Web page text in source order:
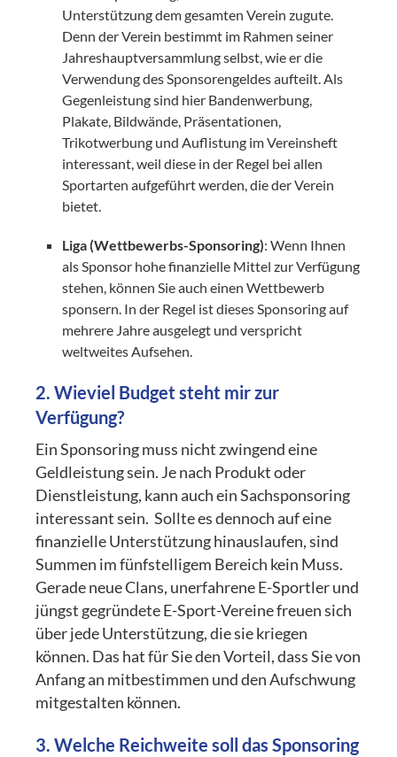
Unterstützung dem gesamten Verein zugute.
Denn der Verein bestimmt im Rahmen seiner
Jahreshauptversammlung selbst, wie er die
Verwendung des Sponsorengeldes aufteilt. Als
Gegenleistung sind hier Bandenwerbung,
Plakate, Bildwände, Präsentationen,
Trikotwerbung und Auflistung im Vereinsheft
interessant, weil diese in der Regel bei allen
Sportarten aufgeführt werden, die der Verein
bietet.
Liga (Wettbewerbs-Sponsoring): Wenn Ihnen
als Sponsor hohe finanzielle Mittel zur Verfügung
stehen, können Sie auch einen Wettbewerb
sponsern. In der Regel ist dieses Sponsoring auf
mehrere Jahre ausgelegt und verspricht
weltweites Aufsehen.
2. Wieviel Budget steht mir zur
Verfügung?
Ein Sponsoring muss nicht zwingend eine
Geldleistung sein. Je nach Produkt oder
Dienstleistung, kann auch ein Sachsponsoring
interessant sein. Sollte es dennoch auf eine
finanzielle Unterstützung hinauslaufen, sind
Summen im fünfstelligem Bereich kein Muss.
Gerade neue Clans, unerfahrene E-Sportler und
jüngst gegründete E-Sport-Vereine freuen sich
über jede Unterstützung, die sie kriegen
können. Das hat für Sie den Vorteil, dass Sie von
Anfang an mitbestimmen und den Aufschwung
mitgestalten können.
3. Welche Reichweite soll das Sponsoring